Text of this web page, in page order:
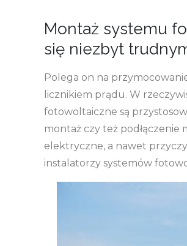
Montaż systemu
się niezbyt
Polega on na
licznikiem prądu. W
fotowoltaiczne są
montaż czy też podłączenie
elektryczne, a nawet
instalatorzy systemów